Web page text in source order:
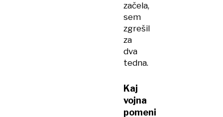
začela,
sem
zgrešil
za
dva
tedna.
Kaj
vojna
pomeni